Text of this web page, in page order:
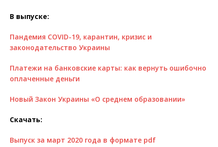
В выпуске:
Пандемия COVID-19, карантин, кризис и
законодательство Украины
Платежи на банковские карты: как вернуть ошибочно
оплаченные деньги
Новый Закон Украины «О среднем образовании»
Скачать:
Выпуск за март 2020 года в формате pdf